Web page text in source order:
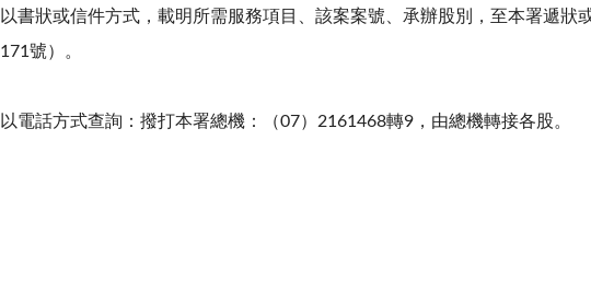
以書狀或信件方式，載明所需服務項目、該案案號、承辦股別，至本署遞狀
171號）。
以電話方式查詢：撥打本署總機：（07）2161468轉9，由總機轉接各股。